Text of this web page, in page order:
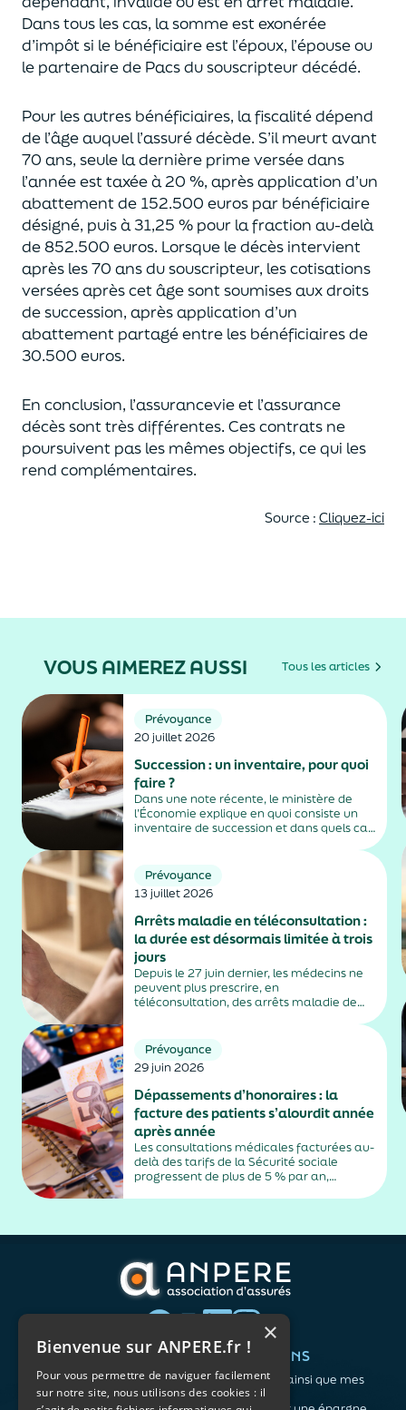
Dans tous les cas, la somme est exonérée
d’impôt si le bénéficiaire est l’époux, l’épouse ou
le partenaire de Pacsdu souscripteur décédé.
Pour les autres bénéficiaires, la fiscalité dépend
de l’âgeauquell’assuré décède. S’il meurt avant
70 ans, seule la dernière prime versée dans
l’année esttaxée à 20 %, après application d’un
abattement de 152.500 euros par bénéficiaire
désigné, puis à 31,25 % pour la fraction au-delà
de852.500 euros. Lorsque le décès intervient
après les 70 ans du souscripteur, les cotisations
versées après cet âge sont soumises aux droits
de succession, après application d’un
abattement partagé entre les bénéficiaires de
30.500 euros.
En conclusion, l’assurancevie et l’assurance
décès sont très différentes. Ces contrats ne
poursuivent pas les mêmes objectifs, ce qui les
rend complémentaires.
Source : Cliquez-ici
VOUS AIMEREZ AUSSI Tous les articles
Prévoyance
20 juillet 2026
Succession : un inventaire, pour quoi
faire ?
Dans une note récente, le ministère de
l’Économie explique en quoi consiste un
inventaire de succession et dans quels cas
Prévoyance
13 juillet 2026
Arrêts maladie en téléconsultation :
la durée est désormais limitée à trois
jours
Depuis le 27 juin dernier, les médecins ne
peuvent plus prescrire, en
téléconsultation, des arrêts maladie de
sociales et fiscales, s'inscrit dans un
durcissement plus...
Prévoyance
29 juin 2026
Dépassements d’honoraires : la
facture des patients s’alourdit année
après année
Les consultations médicales facturées au-
delà des tarifs de la Sécurité sociale
progressent de plus de 5 % par an,
alimentés par la montée en puissance des
QUI SOMMES-NOUS ?
L'association
Notre organisation
VOS BESOINS
Me protéger ainsi que mes
proches
×
Bienvenue sur ANPERE.fr !
Pour vous permettre de naviguer facilement
sur notre site, nous utilisons des cookies : il